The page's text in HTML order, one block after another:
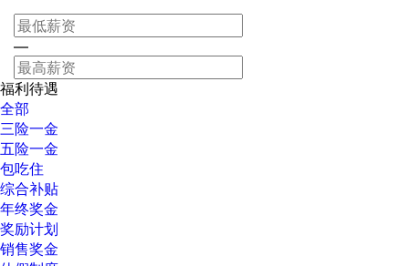
—
福利待遇
全部
三险一金
五险一金
包吃住
综合补贴
年终奖金
奖励计划
销售奖金